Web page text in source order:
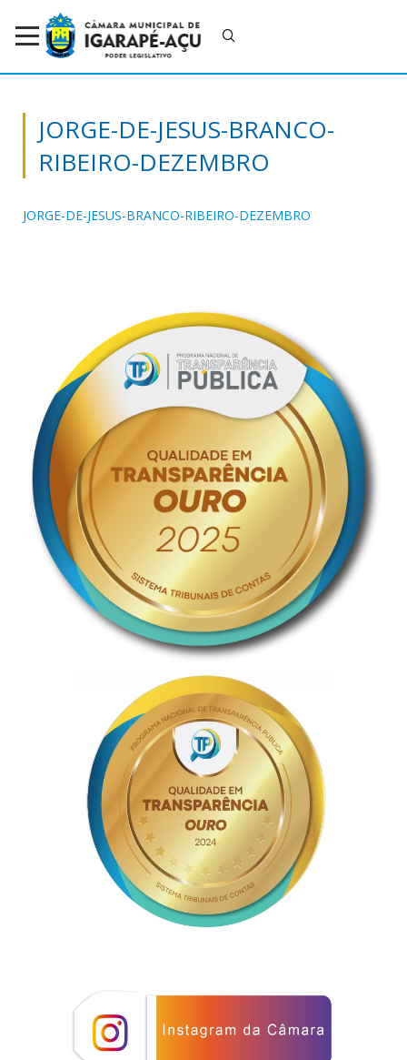
JORGE-DE-JESUS-BRANCO-
RIBEIRO-DEZEMBRO
JORGE-DE-JESUS-BRANCO-RIBEIRO-DEZEMBRO